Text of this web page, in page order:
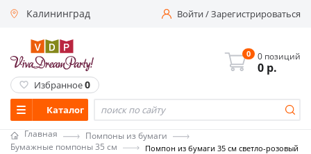
Калининград Войти/Зарегистрироваться
Каталог
0 0 позиций
0 р.
Избранное0
Главная
Помпоны из бумаги
Бумажные помпоны 35 см
Помпон из бумаги 35 см светло-розовый